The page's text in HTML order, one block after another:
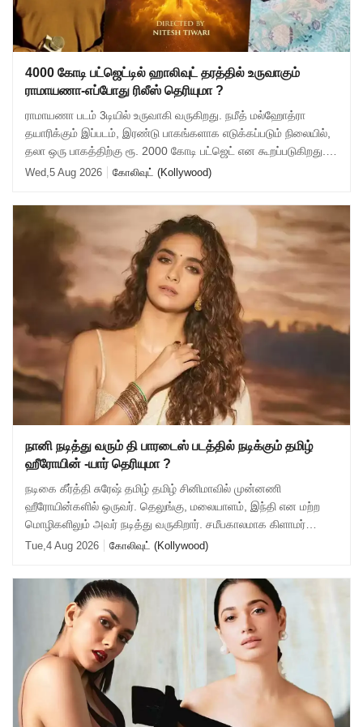
4000 கோடி பட்ஜெட்டில் ஹாலிவுட் தரத்தில் உருவாகும்
ராமாயணா-எப்போது ரிலீஸ் தெரியுமா ?
ராமாயணா படம் 3டியில் உருவாகி வருகிறது. நமீத் மல்ஹோத்ரா
தயாரிக்கும் இப்படம், இரண்டு பாகங்களாக எடுக்கப்படும் நிலையில்,
தலா ஒரு பாகத்திற்கு ரூ. 2000 கோடி பட்ஜெட் என கூறப்படுகிறது.
இரண்டு பாகங்களும் சேர்
Wed,5 Aug 2026 கோலிவுட் (Kollywood)
நானி நடித்து வரும் தி பாரடைஸ் படத்தில் நடிக்கும் தமிழ்
ஹீரோயின் -யார் தெரியுமா ?
நடிகை கீர்த்தி சுரேஷ் தமிழ் தமிழ் சினிமாவில் முன்னணி
ஹீரோயின்களில் ஒருவர். தெலுங்கு, மலையாளம், இந்தி என மற்ற
மொழிகளிலும் அவர் நடித்து வருகிறார். சமீபகாலமாக கிளாமர்
ஆகவும் கீர்த்தி சுரேஷ் நடிக்க தொடங்
Tue,4 Aug 2026 கோலிவுட் (Kollywood)